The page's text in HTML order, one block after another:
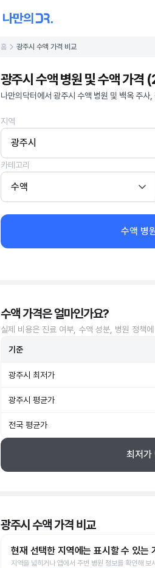
홈 광주시 수액 가격 비교
광주시 수액 병원 및 수액 가
나만의닥터에서 광주시 수액 병원 및 백옥 주
지역
광주시
카테고리
수액
수액 병
수액 가격은 얼마인가요?
실제 비용은 진료 여부, 수액 성분, 병원 정책
기준
광주시 최저가
광주시 평균가
전국 평균가
최저가
광주시 수액 가격 비교
현재 선택한 지역에는 표시할 수 있는
지역을 넓히거나 앱에서 주변 병원 정보를 확인해 보